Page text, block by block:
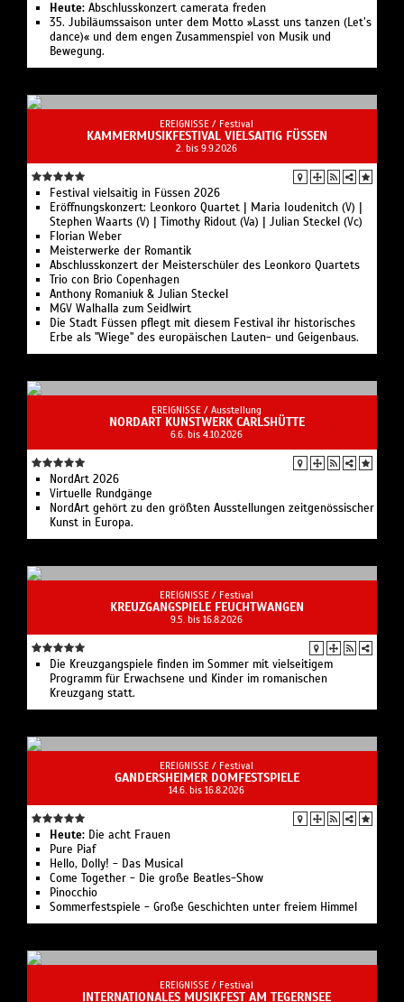
Heute: Abschlusskonzert camerata freden
35. Jubiläumssaison unter dem Motto »Lasst uns tanzen (Let’s
dance)« und dem engen Zusammenspiel von Musik und
Bewegung.
EREIGNISSE / Festival
KAMMERMUSIKFESTIVAL VIELSAITIG FÜSSEN
2. bis 9.9.2026
Festival vielsaitig in Füssen 2026
Eröffnungskonzert: Leonkoro Quartet | Maria Ioudenitch (V) |
Stephen Waarts (V) | Timothy Ridout (Va) | Julian Steckel (Vc)
Florian Weber
Meisterwerke der Romantik
Abschlusskonzert der Meisterschüler des Leonkoro Quartets
Trio con Brio Copenhagen
Anthony Romaniuk & Julian Steckel
MGV Walhalla zum Seidlwirt
Die Stadt Füssen pflegt mit diesem Festival ihr historisches
Erbe als "Wiege" des europäischen Lauten- und Geigenbaus.
EREIGNISSE / Ausstellung
NORDART KUNSTWERK CARLSHÜTTE
6.6. bis 4.10.2026
NordArt 2026
Virtuelle Rundgänge
NordArt gehört zu den größten Ausstellungen zeitgenössischer
Kunst in Europa.
EREIGNISSE / Festival
KREUZGANGSPIELE FEUCHTWANGEN
9.5. bis 16.8.2026
Die Kreuzgangspiele finden im Sommer mit vielseitigem
Programm für Erwachsene und Kinder im romanischen
Kreuzgang statt.
EREIGNISSE / Festival
GANDERSHEIMER DOMFESTSPIELE
14.6. bis 16.8.2026
Heute: Die acht Frauen
Pure Piaf
Hello, Dolly! - Das Musical
Come Together - Die große Beatles-Show
Pinocchio
Sommerfestspiele - Große Geschichten unter freiem Himmel
EREIGNISSE / Festival
INTERNATIONALES MUSIKFEST AM TEGERNSEE